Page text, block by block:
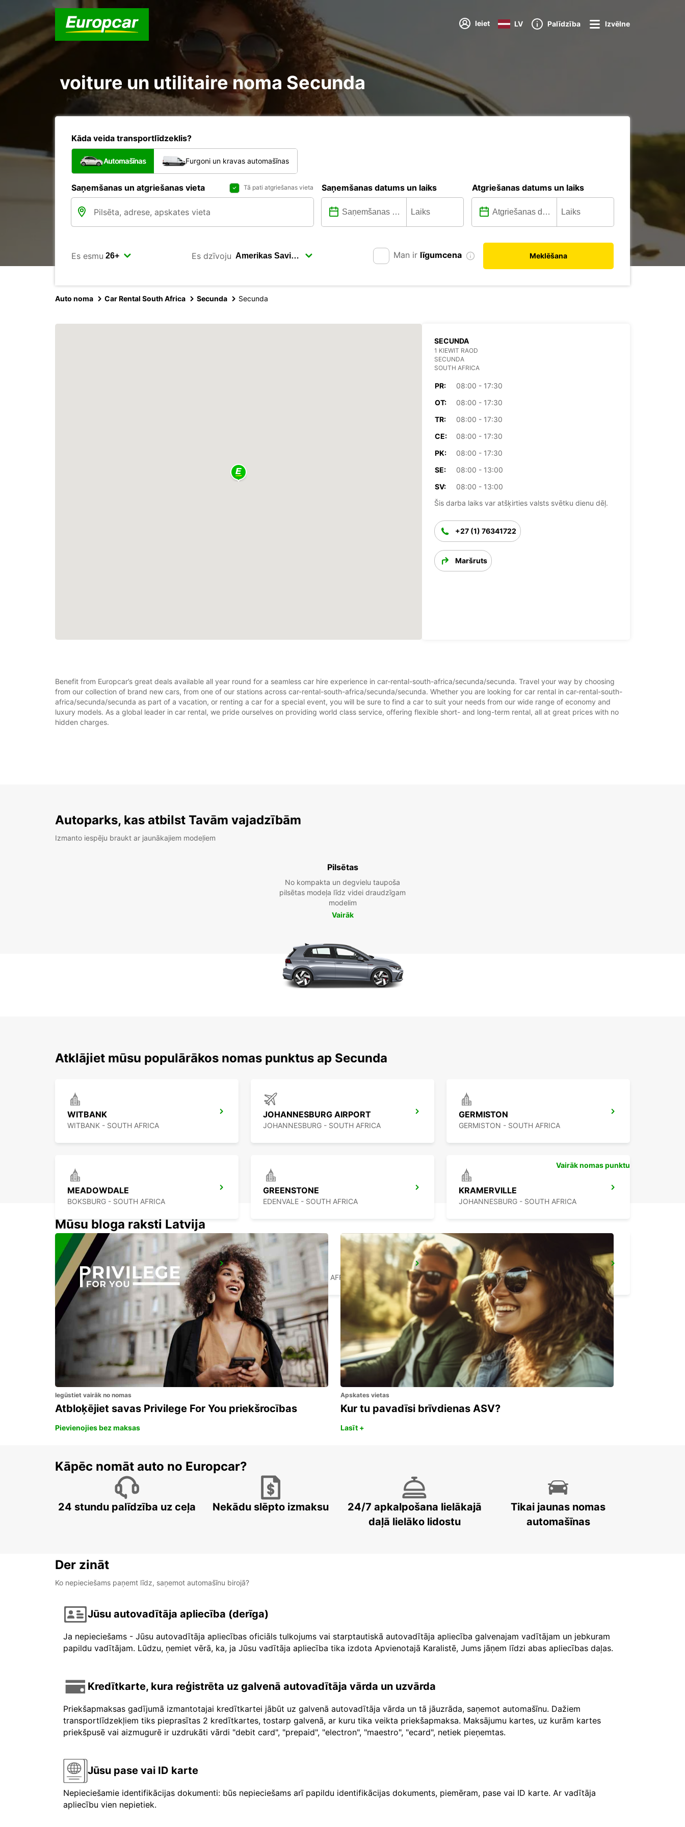
Ieiet LV Palīdzība Izvēlne
voiture un utilitaire noma Secunda
Kāda veida transportlīdzeklis?
Automašīnas Furgoni un kravas automašīnas
Saņemšanas un atgriešanas vieta Tā pati atgriešanas vieta Saņemšanas datums un laiks Atgriešanas datums un laiks
Es esmu Es dzīvoju Man ir līgumcena Meklēšana
Auto noma Car Rental South Africa Secunda Secunda
SECUNDA
1 KIEWIT RAOD
SECUNDA
SOUTH AFRICA
PR:
08:00 - 17:30
OT:
08:00 - 17:30
TR:
08:00 - 17:30
CE:
08:00 - 17:30
PK:
08:00 - 17:30
SE:
08:00 - 13:00
SV:
08:00 - 13:00
Šis darba laiks var atšķirties valsts svētku dienu dēļ.
+27 (1) 76341722
Maršruts
Benefit from Europcar’s great deals available all year round for a seamless car hire experience in car-rental-south-africa/secunda/secunda. Travel your way by choosing
from our collection of brand new cars, from one of our stations across car-rental-south-africa/secunda/secunda. Whether you are looking for car rental in car-rental-south-
africa/secunda/secunda as part of a vacation, or renting a car for a special event, you will be sure to find a car to suit your needs from our wide range of economy and
luxury models. As a global leader in car rental, we pride ourselves on providing world class service, offering flexible short- and long-term rental, all at great prices with no
hidden charges.
Autoparks, kas atbilst Tavām vajadzībām
Izmanto iespēju braukt ar jaunākajiem modeļiem
Pilsētas
No kompakta un degvielu taupoša
pilsētas modeļa līdz videi draudzīgam
modelim
Vairāk
Atklājiet mūsu populārākos nomas punktus ap Secunda
WITBANK
WITBANK - SOUTH AFRICA
JOHANNESBURG AIRPORT
JOHANNESBURG - SOUTH AFRICA
GERMISTON
GERMISTON - SOUTH AFRICA
MEADOWDALE
BOKSBURG - SOUTH AFRICA
GREENSTONE
EDENVALE - SOUTH AFRICA
KRAMERVILLE
JOHANNESBURG - SOUTH AFRICA
BRAAMFONTEIN
BRAAMFONTEIN - SOUTH AFRICA
MIDRAND
MIDRAND - SOUTH AFRICA
SANDTON
JOHANNESBURG - SOUTH AFRICA
Vairāk nomas punktu
Mūsu bloga raksti Latvija
Iegūstiet vairāk no nomas
Atbloķējiet savas Privilege For You priekšrocības
Pievienojies bez maksas
Apskates vietas
Kur tu pavadīsi brīvdienas ASV?
Lasīt +
Kāpēc nomāt auto no Europcar?
24 stundu palīdzība uz ceļa Nekādu slēpto izmaksu
24/7 apkalpošana lielākajā
daļā lielāko lidostu
Tikai jaunas nomas
automašīnas
Der zināt
Ko nepieciešams paņemt līdz, saņemot automašīnu birojā?
Jūsu autovadītāja apliecība (derīga)
Ja nepieciešams - Jūsu autovadītāja apliecības oficiāls tulkojums vai starptautiskā autovadītāja apliecība galvenajam vadītājam un jebkuram
papildu vadītājam. Lūdzu, ņemiet vērā, ka, ja Jūsu vadītāja apliecība tika izdota Apvienotajā Karalistē, Jums jāņem līdzi abas apliecības daļas.
Kredītkarte, kura reģistrēta uz galvenā autovadītāja vārda un uzvārda
Priekšapmaksas gadījumā izmantotajai kredītkartei jābūt uz galvenā autovadītāja vārda un tā jāuzrāda, saņemot automašīnu. Dažiem
transportlīdzekļiem tiks pieprasītas 2 kredītkartes, tostarp galvenā, ar kuru tika veikta priekšapmaksa. Maksājumu kartes, uz kurām kartes
priekšpusē vai aizmugurē ir uzdrukāti vārdi "debit card", "prepaid", "electron", "maestro", "ecard", netiek pieņemtas.
Jūsu pase vai ID karte
Nepieciešamie identifikācijas dokumenti: būs nepieciešams arī papildu identifikācijas dokuments, piemēram, pase vai ID karte. Ar vadītāja
apliecību vien nepietiek.